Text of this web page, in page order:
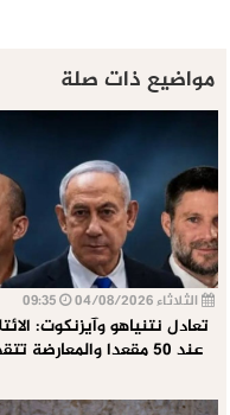
مواضيع ذات صلة
الثلاثاء 04/08/2026
تعادل نتنياهو وآيزنكوت:
عند 50 مقعدا والمعارضة تتقدم